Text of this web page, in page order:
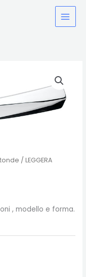
/ LEGGERA
, modello e forma.